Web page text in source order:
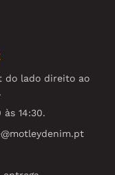
do lado direito ao
14:30.